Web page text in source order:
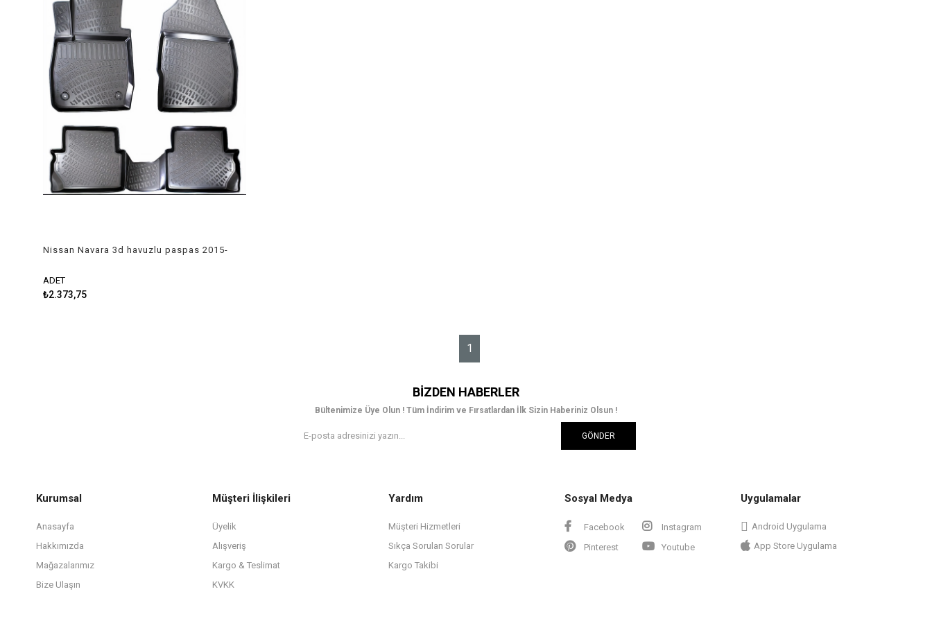
Nissan Navara 3d havuzlu paspas 2015-
ADET
₺2.373,75
1
BIZDEN HABERLER
Bültenimize Üye Olun ! Tüm İndirim ve Fırsatlardan İlk Sizin Haberiniz Olsun !
GÖNDER
Kurumsal
Anasayfa
Hakkımızda
Mağazalarımız
Bize Ulaşın
Müşteri İlişkileri
Üyelik
Alışveriş
Kargo & Teslimat
KVKK
Yardım
Müşteri Hizmetleri
Sıkça Sorulan Sorular
Kargo Takibi
Sosyal Medya
Facebook
Instagram
Pinterest
Youtube
Uygulamalar
Android Uygulama
App Store Uygulama